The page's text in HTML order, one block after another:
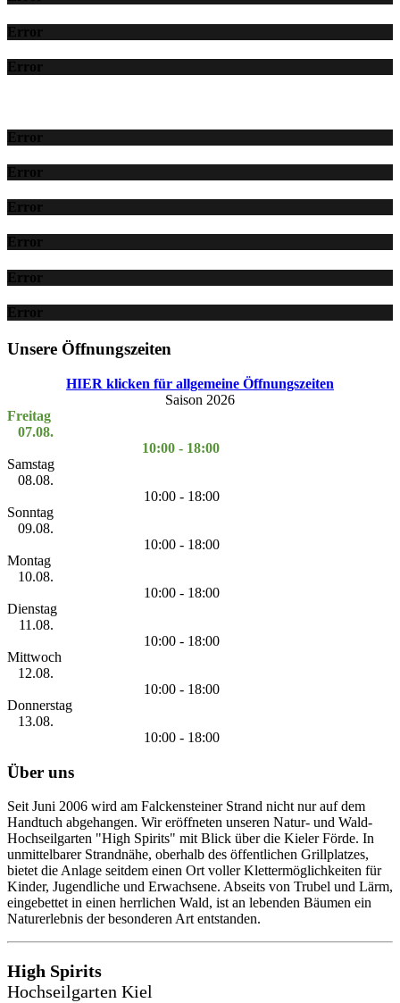
Error
Error
Error
Error
Error
Error
Error
Error
Unsere Öffnungszeiten
HIER klicken für allgemeine Öffnungszeiten
Saison 2026
Freitag
07.08.
10:00 - 18:00
Samstag
08.08.
10:00 - 18:00
Sonntag
09.08.
10:00 - 18:00
Montag
10.08.
10:00 - 18:00
Dienstag
11.08.
10:00 - 18:00
Mittwoch
12.08.
10:00 - 18:00
Donnerstag
13.08.
10:00 - 18:00
Über uns
Seit Juni 2006 wird am Falckensteiner Strand nicht nur auf dem
Handtuch abgehangen. Wir eröffneten unseren Natur- und Wald-
Hochseilgarten "High Spirits" mit Blick über die Kieler Förde. In
unmittelbarer Strandnähe, oberhalb des öffentlichen Grillplatzes,
bietet die Anlage seitdem einen Ort voller Klettermöglichkeiten für
Kinder, Jugendliche und Erwachsene. Abseits von Trubel und Lärm,
eingebettet in einen herrlichen Wald, ist an lebenden Bäumen ein
Naturerlebnis der besonderen Art entstanden.
High Spirits
Hochseilgarten Kiel